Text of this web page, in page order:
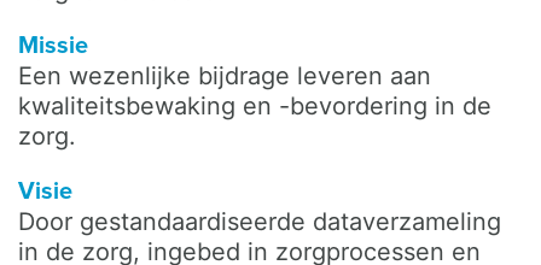
Missie
Een wezenlijke bijdrage leveren aan
kwaliteitsbewaking en -bevordering in de
zorg.
Visie
Door gestandaardiseerde dataverzameling
in de zorg, ingebed in zorgprocessen en